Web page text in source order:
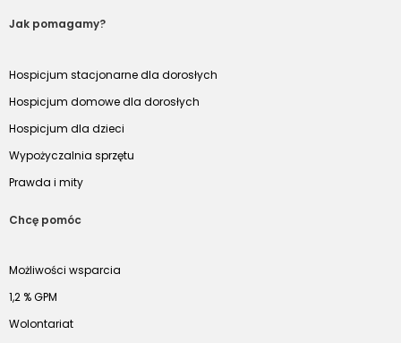
Jak pomagamy?
Hospicjum stacjonarne dla dorosłych
Hospicjum domowe dla dorosłych
Hospicjum dla dzieci
Wypożyczalnia sprzętu
Prawda i mity
Chcę pomóc
Możliwości wsparcia
1,2 % GPM
Wolontariat